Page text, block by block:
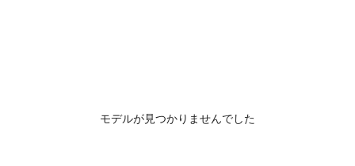
モデルが見つかりませんでした